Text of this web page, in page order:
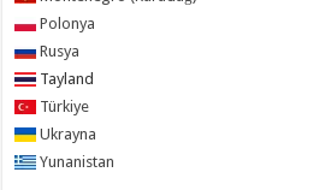
Polonya
Rusya
Tayland
Türkiye
Ukrayna
Yunanistan